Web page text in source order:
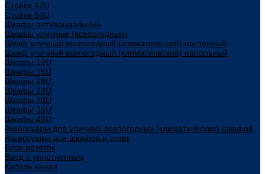
Стойки 47U
Стойки 54U
Шкафы антивандальные
Шкафы уличные (всепогодные)
Шкаф уличный всепогодный (климатический) настенный
Шкаф уличный всепогодный (климатический) напольный
Шкафы 12U
Шкафы 15U
Шкафы 18U
Шкафы 24U
Шкафы 30U
Шкафы 36U
Шкафы 42U
Аксессуары для уличных всепогодных (климатических) шкафов
Аксессуары для шкафов и стоек
Блок розеток
Ввод с уплотнением
Кабель канал